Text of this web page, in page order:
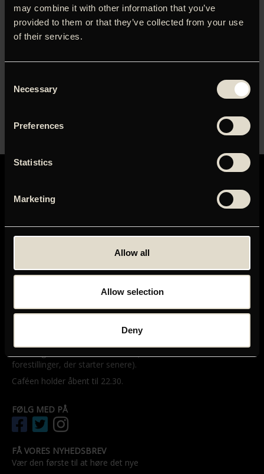
may combine it with other information that you’ve
provided to them or that they’ve collected from your use
of their services.
Selection
Necessary
Preferences
Statistics
Marketing
Allow all
Allow selection
Deny
Den parisiske festival ‘A Shaded View of Fashion Film’, der
arrangeres af modeekspert og fashion-diva Diane Pernet,
sætter fokus på det udtryk, som opstår i mødet imellem
Henrik Vibskov, når hun vender tilbage til CPH:DOX for at
nye dimensioner til modeindustrien, der altid har været tæt
knyttet til både filmen og andre kunstarter.
GRAND TEATRET
Telefon: 33 15 16 11
ÅBNINGSTIDER
Grands billetsalg og café åbner en halv time før første
forestilling – dog senest kl. 11.00.
forestillinger, der starter senere).
Caféen holder åbent til 22.30.
FØLG MED PÅ
FÅ VORES NYHEDSBREV
Vær den første til at høre det nye